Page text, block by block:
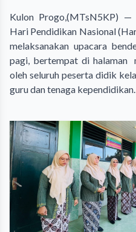
Kulon Progo,(MTsN5KP) —
Hari Pendidikan Nasional
melaksanakan upacara
pagi, bertempat di halaman
oleh seluruh peserta didik
guru dan tenaga kependidikan.